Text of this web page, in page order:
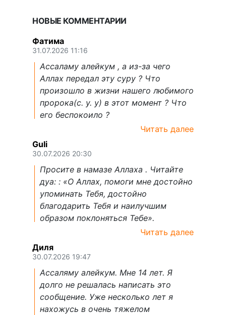
НОВЫЕ КОММЕНТАРИИ
Фатима
31.07.2026 11:16
Ассаламу алейкум , а из-за чего
Аллах передал эту суру ? Что
произошло в жизни нашего любимого
пророка(с. у. у) в этот момент ? Что
его беспокоило ?
Читать далее
Guli
30.07.2026 20:30
Просите в намазе Аллаха . Читайте
дуа: : «О Аллах, помоги мне достойно
упоминать Тебя, достойно
благодарить Тебя и наилучшим
образом поклоняться Тебе».
Читать далее
Диля
30.07.2026 19:47
Ассаляму алейкум. Мне 14 лет. Я
долго не решалась написать это
сообщение. Уже несколько лет я
нахожусь в очень тяжелом